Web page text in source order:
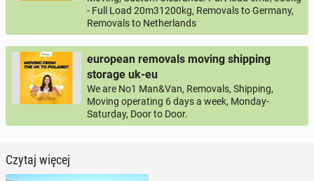
- Full Load 20m31200kg, Removals to Germany,
Removals to Netherlands
european removals moving shipping
storage uk-eu
We are No1 Man&Van, Removals, Shipping,
Moving operating 6 days a week, Monday-
Saturday, Door to Door.
Czytaj więcej